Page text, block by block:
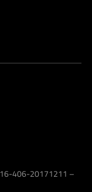
406-20171211 –